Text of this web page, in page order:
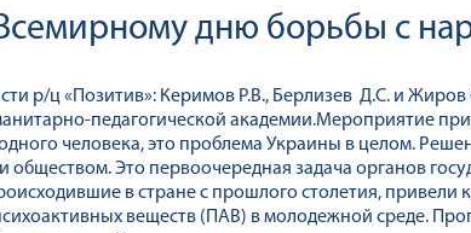
дню борьбы с
р/ц «Позитив»: Керимов Р.В., Берлизев Д.С. и
педагогической академии.Мероприятие
человека, это проблема Украины в целом.
Это первоочередная задача органов
в стране с прошлого столетия,
веществ (ПАВ) в молодежной среде.